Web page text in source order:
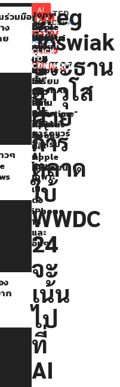
ร่วมมือ
ง
ย
วๆ
ง
ก
AI
Greg
Joswiak
ประธาน
อาวุโส
ฝ่าย
การ
ตลาด
ใบ้
WWDC
24
จะ
เน้น
ไป
ที่
AI
Apple
ประกาศ
จัด
งาน
WWDC
24
ใน
วัน
ที่
10
มิถุนายน
นี้
โดย
แม้
ก่อน
หน้า
นี้
จะ
มี
ข่าว
ลือ
ออก
You
may
also
like...
Jony
Ive
ยืนยัน
เตรียม
ร่วม
มือ
กับ
OpenAI
ใน
การ
สร้าง
ฮาร์ดแวร์
สำหรับ
AI
โดย
เฉพาะ
Apple
ปลด
พนัก
งา
นรา
วๆ
100
คนใน
แผนก
Apple
Books
และ
Apple
News
Luca
Maestri
CFO
ของ
Apple
เตรียม
ก้าว
ลง
จาก
ตำแหน่ง
Apple
ประกาศ
จัด
งาน
อี
เว้
นท์
“It’s
Glowtime”
ใน
วัน
ที่
9
กันยายน
นี้
เปิด
ตัว
iPhone
16
และ
อื่นๆ
RELATED
TOPICS: AI,
APPLE,
APPLE
EVENT
CLICK
TO
COMMENT